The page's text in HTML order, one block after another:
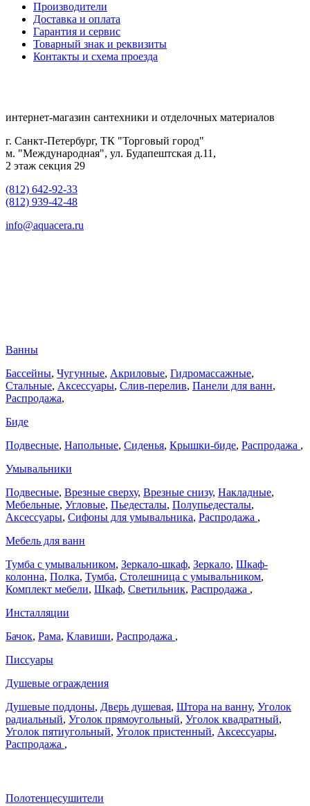
Производители
Доставка и оплата
Гарантия и сервис
Товарный знак и реквизиты
Контакты и схема проезда
интернет-магазин сантехники и отделочных материалов
г. Санкт-Петербург, ТК "Торговый город"
м. "Международная", ул. Будапештская д.11,
2 этаж секция 29
(812) 642-92-33
(812) 939-42-48
info@aquacera.ru
Ванны
Бассейны, Чугунные, Акриловые, Гидромассажные,
Стальные, Аксессуары, Слив-перелив, Панели для ванн,
Распродажа,
Биде
Подвесные, Напольные, Сиденья, Крышки-биде, Распродажа ,
Умывальники
Подвесные, Врезные сверху, Врезные снизу, Накладные,
Мебельные, Угловые, Пьедесталы, Полупьедесталы,
Аксессуары, Сифоны для умывальника, Распродажа ,
Мебель для ванн
Тумба с умывальником, Зеркало-шкаф, Зеркало, Шкаф-
колонна, Полка, Тумба, Столешница с умывальником,
Комплект мебели, Шкаф, Светильник, Распродажа ,
Инсталляции
Бачок, Рама, Клавиши, Распродажа ,
Писсуары
Душевые ограждения
Душевые поддоны, Дверь душевая, Штора на ванну, Уголок
радиальный, Уголок прямоугольный, Уголок квадратный,
Уголок пятиугольный, Уголок пристенный, Аксессуары,
Распродажа ,
Полотенцесушители